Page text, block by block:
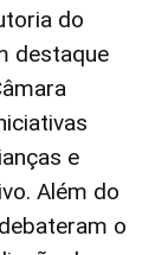
do
destaque
e
Além do
o